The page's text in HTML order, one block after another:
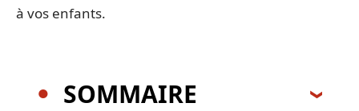
à vos enfants.
SOMMAIRE